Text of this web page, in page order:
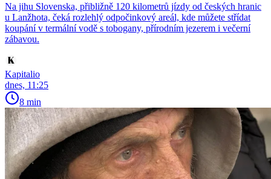
Na jihu Slovenska, přibližně 120 kilometrů jízdy od českých hranic
u Lanžhota, čeká rozlehlý odpočinkový areál, kde můžete střídat
koupání v termální vodě s tobogany, přírodním jezerem i večerní
zábavou.
Kapitalio
dnes, 11:25
8 min